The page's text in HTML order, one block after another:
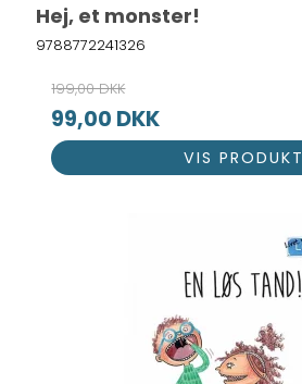
Hej, et monster!
9788772241326
199,00 DKK
99,00 DKK
VIS PRODUKT